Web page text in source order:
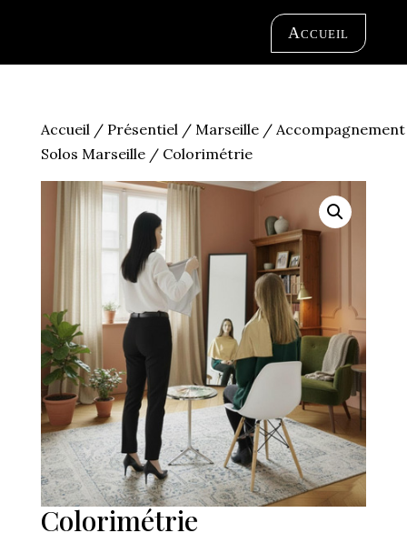
Accueil
Accueil / Présentiel / Marseille/ Accompagnement
Solos Marseille/ Colorimétrie
Colorimétrie